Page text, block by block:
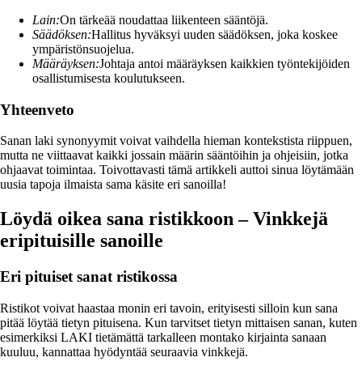
Lain:On tärkeää noudattaa liikenteen sääntöjä.
Säädöksen:Hallitus hyväksyi uuden säädöksen, joka koskee
ympäristönsuojelua.
Määräyksen:Johtaja antoi määräyksen kaikkien työntekijöiden
osallistumisesta koulutukseen.
Yhteenveto
Sanan laki synonyymit voivat vaihdella hieman kontekstista riippuen,
mutta ne viittaavat kaikki jossain määrin sääntöihin ja ohjeisiin, jotka
ohjaavat toimintaa. Toivottavasti tämä artikkeli auttoi sinua löytämään
uusia tapoja ilmaista sama käsite eri sanoilla!
Löydä oikea sana ristikkoon – Vinkkejä
eripituisille sanoille
Eri pituiset sanat ristikossa
Ristikot voivat haastaa monin eri tavoin, erityisesti silloin kun sana
pitää löytää tietyn pituisena. Kun tarvitset tietyn mittaisen sanan, kuten
esimerkiksi LAKI tietämättä tarkalleen montako kirjainta sanaan
kuuluu, kannattaa hyödyntää seuraavia vinkkejä.